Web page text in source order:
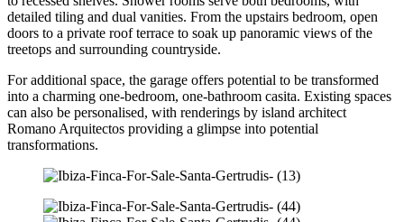
detailed tiling and dual vanities. From the upstairs bedroom, open
doors to a private roof terrace to soak up panoramic views of the
treetops and surrounding countryside.
For additional space, the garage offers potential to be transformed
into a charming one-bedroom, one-bathroom casita. Existing spaces
can also be personalised, with renderings by island architect
Romano Arquitectos providing a glimpse into potential
transformations.